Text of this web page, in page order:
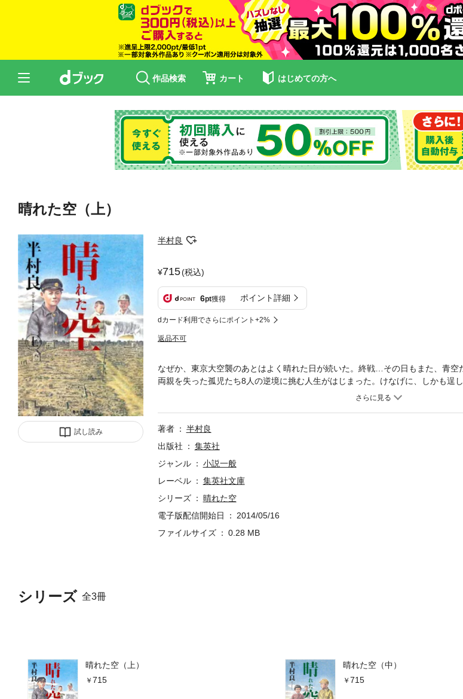
作品検索 カート はじめての方へ
晴れた空（上）
試し読み
半村良
715(税込)
6pt獲得 ポイント詳細
dカード利用でさらにポイント+2%
返品不可
シリーズ 全3冊
晴れた空（上）
715
晴れた空（中）
715
なぜか、東京大空襲のあとはよく晴れた日が続いた。終戦…その日もまた、青空
両親を失った孤児たち8人の逆境に挑む人生がはじまった。けなげに、しかも逞
の｢昭和｣時代を描く。著者の記念すべき作品として、話題をよんだ感動の大河ロ
著者
半村良
出版社
集英社
ジャンル
小説一般
レーベル
集英社文庫
シリーズ
晴れた空
電子版配信開始日
2014/05/16
ファイルサイズ
0.28 MB